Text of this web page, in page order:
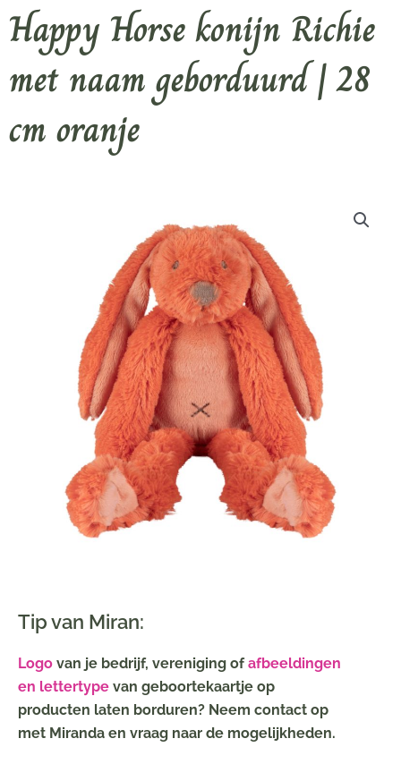
Happy Horse konijn Richie
met naam geborduurd | 28
cm oranje
Tip van Miran:
Logo van je bedrijf, vereniging ofafbeeldingen
en lettertype van geboortekaartje op
producten laten borduren? Neem contact op
met Miranda en vraag naar de mogelijkheden.